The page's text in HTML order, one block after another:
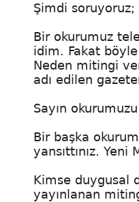
Şimdi
Bir okurumuz
idim. Fakat
Neden mitingi
adı edilen
Sayın
Bir başka
yansıttınız.
Kimse duygusal
yayınlanan